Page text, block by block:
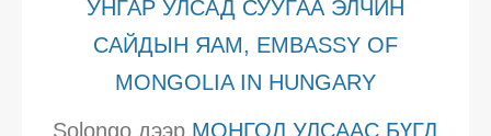
УНГАР УЛСАД СУУГАА ЭЛЧИН
САЙДЫН ЯАМ, EMBASSY OF
MONGOLIA IN HUNGARY
Solongo дээр МОНГОЛ УЛСААС БҮГД